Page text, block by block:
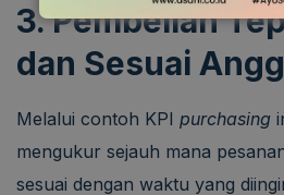
3. Pembelian
dan Sesuai
Melalui contoh KPI purchasing
mengukur sejauh mana
sesuai dengan waktu yang